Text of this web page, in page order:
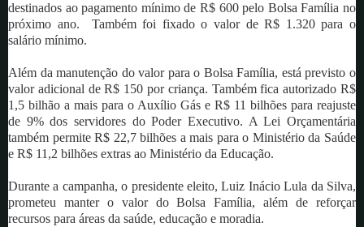
destinados ao pagamento mínimo de R$ 600 pelo Bolsa Família no
próximo ano. Também foi fixado o valor de R$ 1.320 para o
salário mínimo.
Além da manutenção do valor para o Bolsa Família, está previsto o
valor adicional de R$ 150 por criança. Também fica autorizado R$
1,5 bilhão a mais para o Auxílio Gás e R$ 11 bilhões para reajuste
de 9% dos servidores do Poder Executivo. A Lei Orçamentária
também permite R$ 22,7 bilhões a mais para o Ministério da Saúde
e R$ 11,2 bilhões extras ao Ministério da Educação.
Durante a campanha, o presidente eleito, Luiz Inácio Lula da Silva,
prometeu manter o valor do Bolsa Família, além de reforçar
recursos para áreas da saúde, educação e moradia.